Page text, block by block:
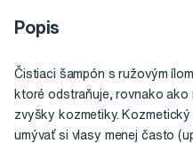
Popis
Čistiaci šampón s ružovým
ktoré odstraňuje, rovnako ako
zvyšky kozmetiky.
umývať si vlasy menej často